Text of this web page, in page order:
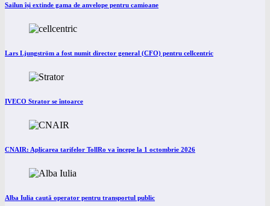
Sailun își extinde gama de anvelope pentru camioane
Lars Ljungström a fost numit director general (CFO) pentru cellcentric
IVECO Strator se întoarce
CNAIR: Aplicarea tarifelor TollRo va începe la 1 octombrie 2026
Alba Iulia caută operator pentru transportul public